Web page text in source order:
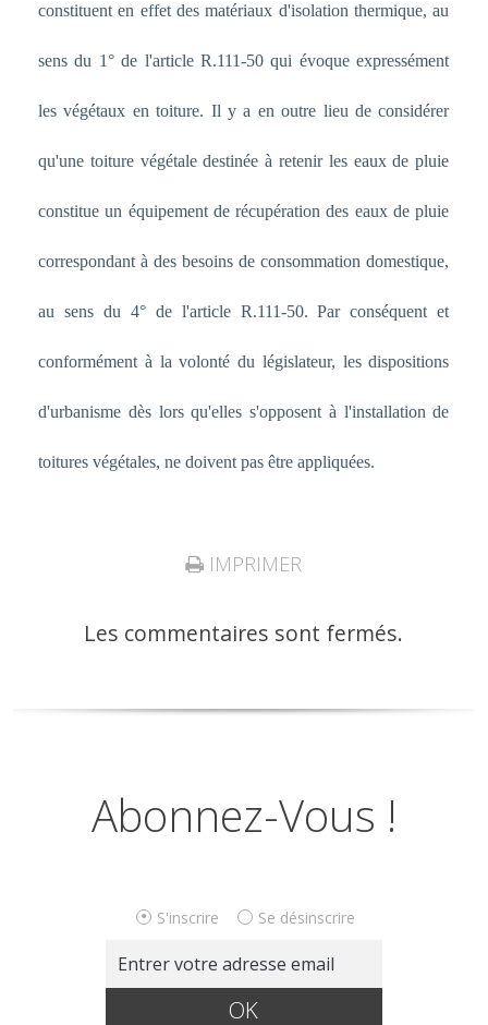
constituent en effet des matériaux d'isolation thermique, au
sens du 1° de l'article R.111-50 qui évoque expressément
les végétaux en toiture. Il y a en outre lieu de considérer
qu'une toiture végétale destinée à retenir les eaux de pluie
constitue un équipement de récupération des eaux de pluie
correspondant à des besoins de consommation domestique,
au sens du 4° de l'article R.111-50. Par conséquent et
conformément à la volonté du législateur, les dispositions
d'urbanisme dès lors qu'elles s'opposent à l'installation de
toitures végétales, ne doivent pas être appliquées.
IMPRIMER
Les commentaires sont fermés.
Abonnez-Vous !
S'inscrire Se désinscrire